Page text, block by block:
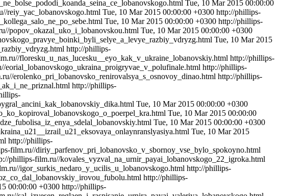
Tue, 10 Mar 2015 00:00:00
reiy_yac_lobanovskogo.html Tue, 10 Mar 2015 00:00:00 +0300 http://phillips-
Tue, 10 Mar 2015 00:00:00 +0300 http://phillips-
popov_okazal_uko_i_lobanovskou.html Tue, 10 Mar 2015 00:00:00 +0300
Tue, 10 Mar 2015
http://phillips-
floresku_u_nas_lucesku__eyo_kak_v_ukraine_lobanovskiy.html http://phillips-
eorial_lobanovskogo_ukraina_proigryvae_v_polufinale.html http://phillips-
erolenko_pri_lobanovsko_renirovalsya_s_osnovoy_dinao.html http://phillips-
http://phillips-
Tue, 10 Mar 2015 00:00:00 +0300
Tue, 10 Mar 2015 00:00:00
Tue, 10 Mar 2015 00:00:00 +0300
Tue, 10 Mar 2015
http://phillips-
film.ru//diriy_parfenov_pri_lobanovsko_v_sbornoy_vse_bylo_spokoyno.html
phillips-film.ru//kovales_vyzval_na_urnir_payai_lobanovskogo_22_igroka.html
igor_surkis_nedaro_y_ucilis_u_lobanovskogo.html http://phillips-
http://phillips-
00:00:00 +0300 http://phillips-